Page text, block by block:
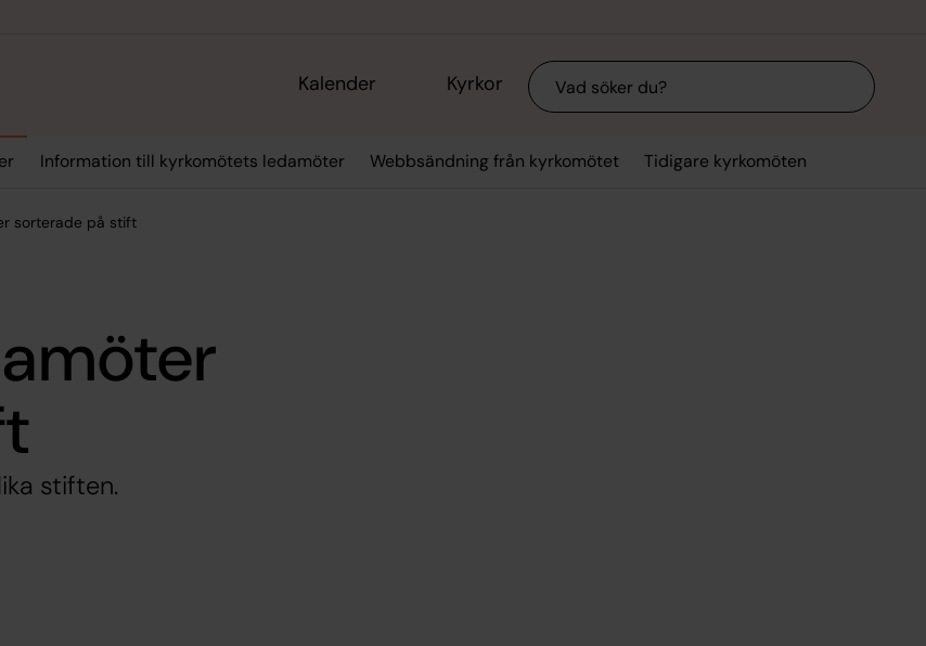
Kalender Kyrkor Sök
Information till kyrkomötets ledamöter Webbsändning från kyrkomötet Tidigare kyrkomöten
sorterade på stift
stiften.